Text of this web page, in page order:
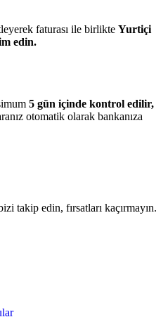
faturası ile birlikte Yurtiçi
edin.
5 gün içinde kontrol edilir,
otomatik olarak bankanıza
takip edin, fırsatları kaçırmayın.